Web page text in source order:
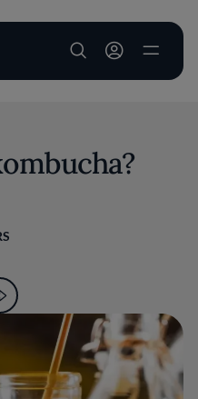
User account